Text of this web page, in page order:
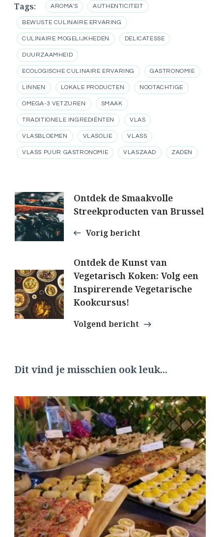
Tags: AROMA'S AUTHENTICITEIT
BEWUSTE CULINAIRE ERVARING
CULINAIRE MOGELIJKHEDEN DELICATESSE
DUURZAAMHEID
ECOLOGISCHE CULINAIRE ERVARING GASTRONOMIE
LINNEN LOKALE PRODUCTEN NOOTACHTIGE
OMEGA-3 VETZUREN SMAAK
TRADITIONELE INGREDIËNTEN VLAS
VLASBLOEMEN VLASOLIE VLASS
VLASS PUUR GASTRONOMIE VLASZAAD ZADEN
Berichtnavigatie
Ontdek de Smaakvolle
Streekproducten van Brussel
Vorig bericht
Ontdek de Kunst van
Vegetarisch Koken: Volg een
Inspirerende Vegetarische
Kookcursus!
Volgend bericht
Dit vind je misschien ook leuk...